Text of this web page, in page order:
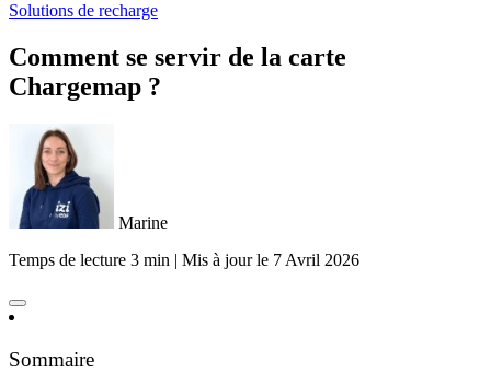
Solutions de recharge
Comment se servir de la carte
Chargemap ?
Marine
Temps de lecture 3 min | Mis à jour le 7 Avril 2026
Sommaire